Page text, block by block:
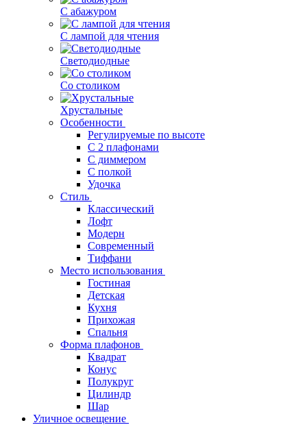
С абажуром
С лампой для чтения
Светодиодные
Со столиком
Хрустальные
Особенности
Регулируемые по высоте
С 2 плафонами
С диммером
С полкой
Удочка
Стиль
Классический
Лофт
Модерн
Современный
Тиффани
Место использования
Гостиная
Детская
Кухня
Прихожая
Спальня
Форма плафонов
Квадрат
Конус
Полукруг
Цилиндр
Шар
Уличное освещение